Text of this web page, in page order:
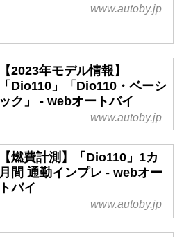
www.autoby.jp
【2023年モデル情報】
「Dio110」「Dio110・ベーシ
ック」 - webオートバイ
www.autoby.jp
【燃費計測】「Dio110」1カ
月間 通勤インプレ - webオー
トバイ
www.autoby.jp